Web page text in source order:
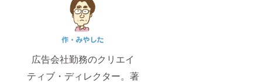
広告会社勤務のクリエイ
ティブ・ディレクター。著